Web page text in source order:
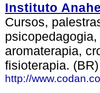
Instituto
Cursos,
aromaterapia,
fisioterapia. (BR)
http://